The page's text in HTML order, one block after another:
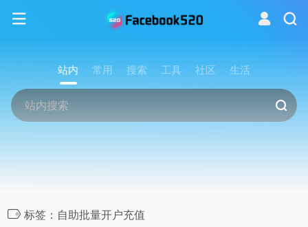
站内 常用 搜索 工具 社区 生活
标签：自助批量开户充值